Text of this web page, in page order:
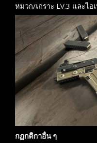
หมวก/เกราะ LV.3 และไ
กฏกติกาอื่น ๆ